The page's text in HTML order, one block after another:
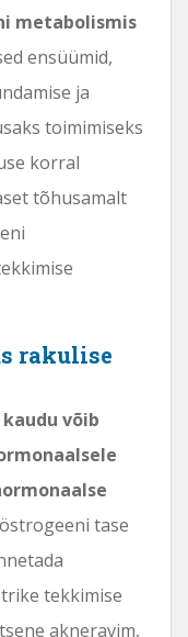
metabolismis
ensüümid,
ja
toimimiseks
korral
tõhusamalt
rakulise
võib
tase
tekkimise
akneravim,